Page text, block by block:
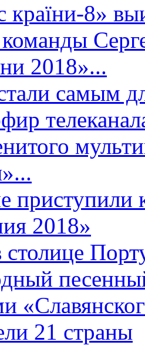
8»
2018»...
самым
приступили
2018»
21 страны